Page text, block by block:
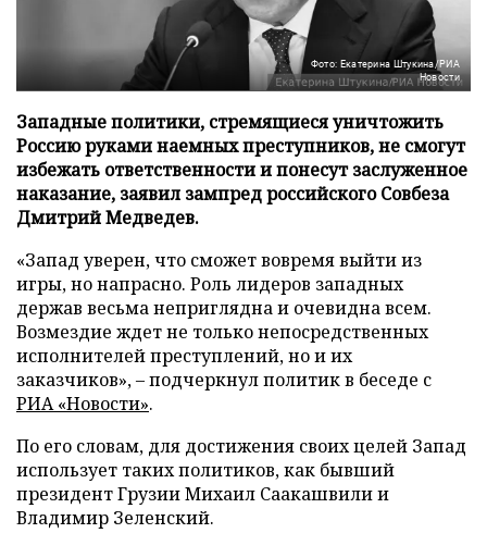
Фото: Екатерина Штукина/РИА
Новости
Западные политики, стремящиеся уничтожить
Россию руками наемных преступников, не смогут
избежать ответственности и понесут заслуженное
наказание, заявил зампред российского Совбеза
Дмитрий Медведев.
«Запад уверен, что сможет вовремя выйти из
игры, но напрасно. Роль лидеров западных
держав весьма неприглядна и очевидна всем.
Возмездие ждет не только непосредственных
исполнителей преступлений, но и их
заказчиков», – подчеркнул политик в беседе с
РИА «Новости».
По его словам, для достижения своих целей Запад
использует таких политиков, как бывший
президент Грузии Михаил Саакашвили и
Владимир Зеленский.